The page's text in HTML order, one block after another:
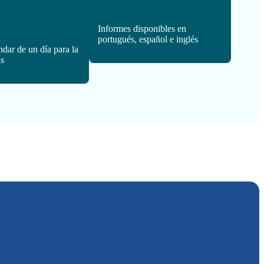
de un día para la
Informes disponibles en
portugués, español e inglés